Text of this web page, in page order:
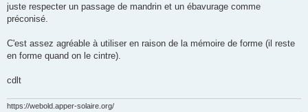
juste respecter un passage de mandrin et un ébavurage comme
préconisé.
C'est assez agréable à utiliser en raison de la mémoire de forme (il reste
en forme quand on le cintre).
cdlt
https://webold.apper-solaire.org/